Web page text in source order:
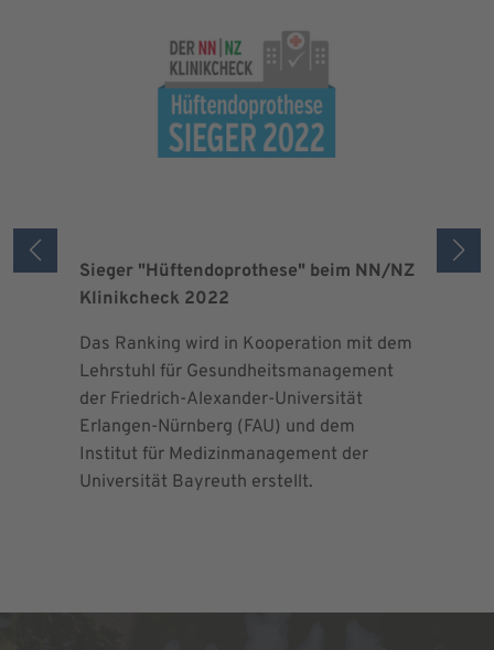
Sieger "Hüftendoprothese" beim NN/NZ
Klinikcheck 2022
Das Ranking wird in Kooperation mit dem
Lehrstuhl für Gesundheitsmanagement
der Friedrich-Alexander-Universität
Erlangen-Nürnberg (FAU) und dem
Institut für Medizinmanagement der
Universität Bayreuth erstellt.